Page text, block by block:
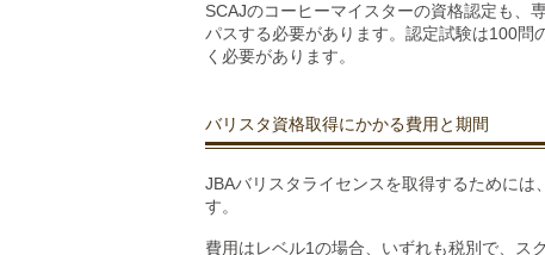
SCAJのコーヒーマイスターの資格認定も、
パスする必要があります。認定試験は100問
く必要があります。
バリスタ資格取得にかかる費用と期間
JBAバリスタライセンスを取得するために
す。
費用はレベル1の場合、いずれも税別で、ス